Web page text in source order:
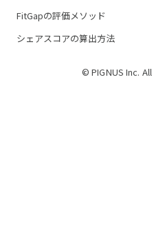
FitGapの評価メソッド
シェアスコアの算出方法
© PIGNUS Inc.